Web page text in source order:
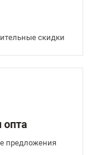
скидки
опта
предложения